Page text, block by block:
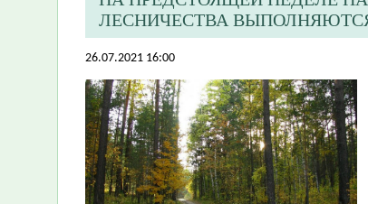
ЛЕСНИЧЕСТВА
26.07.2021 16:00